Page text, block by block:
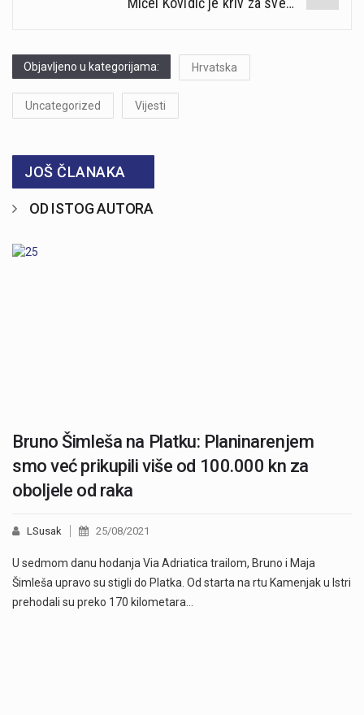
Objavljeno u kategorijama: Hrvatska
Uncategorized Vijesti
JOŠ ČLANAKA
OD ISTOG AUTORA
Bruno Šimleša na Platku: Planinarenjem
smo već prikupili više od 100.000 kn za
oboljele od raka
LSusak 25/08/2021
U sedmom danu hodanja Via Adriatica trailom, Bruno i Maja
Šimleša upravo su stigli do Platka. Od starta na rtu Kamenjak u Istri
prehodali su preko 170 kilometara…